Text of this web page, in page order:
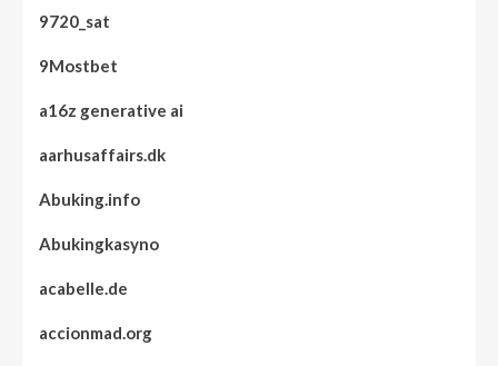
9720_sat
9Mostbet
a16z generative ai
aarhusaffairs.dk
Abuking.info
Abukingkasyno
acabelle.de
accionmad.org